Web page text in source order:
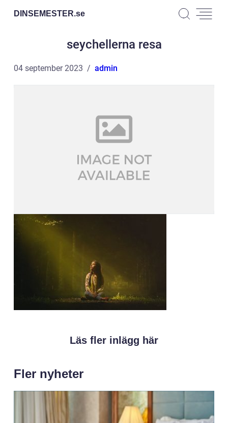
DINSEMESTER.se
seychellerna resa
04 september 2023 admin
Läs fler inlägg här
Fler nyheter